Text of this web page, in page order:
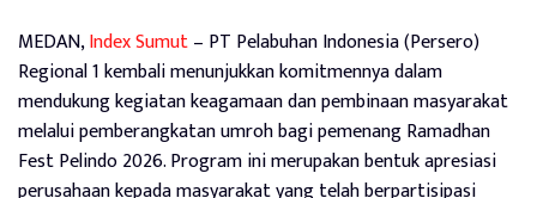
MEDAN,Index Sumut– PT Pelabuhan Indonesia (Persero)
Regional 1 kembali menunjukkan komitmennya dalam
mendukung kegiatan keagamaan dan pembinaan masyarakat
melalui pemberangkatan umroh bagi pemenang Ramadhan
Fest Pelindo 2026. Program ini merupakan bentuk apresiasi
perusahaan kepada masyarakat yang telah berpartisipasi